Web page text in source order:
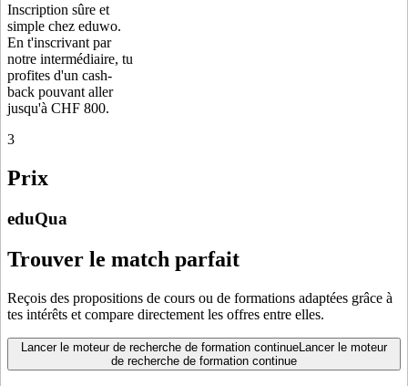
Inscription sûre et
simple chez eduwo.
En t'inscrivant par
notre intermédiaire, tu
profites d'un cash-
back pouvant aller
jusqu'à CHF 800.
3
Prix
eduQua
Trouver le match parfait
Reçois des propositions de cours ou de formations adaptées grâce à
tes intérêts et compare directement les offres entre elles.
Lancer le moteur de recherche de formation continueLancer le moteur
de recherche de formation continue